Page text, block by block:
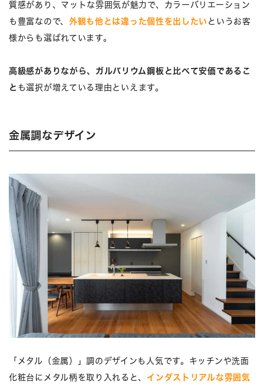
質感があり、マットな雰囲気が魅力で、カラーバリエーション
も豊富なので、 外観も他とは違った個性を出したい というお客
様からも選ばれています。
高級感がありながら、ガルバリウム鋼板と比べて安価であるこ
と も選択が増えている理由といえます。
金属調なデザイン
「メタル（金属）」調のデザインも人気です。キッチンや洗面
化粧台にメタル柄を取り入れると、 インダストリアルな雰囲気